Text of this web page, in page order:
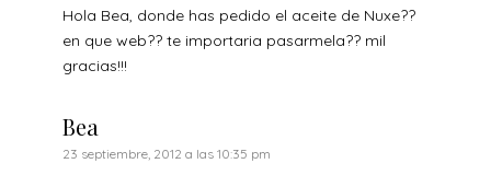
Hola Bea, donde has pedido el aceite de Nuxe??
en que web?? te importaria pasarmela?? mil
gracias!!!
Bea
23 septiembre, 2012 a las 10:35 pm